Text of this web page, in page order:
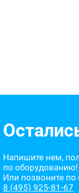
Напишите нем,
по оборудованию!
Или позвоните
8 (495) 925-81-67